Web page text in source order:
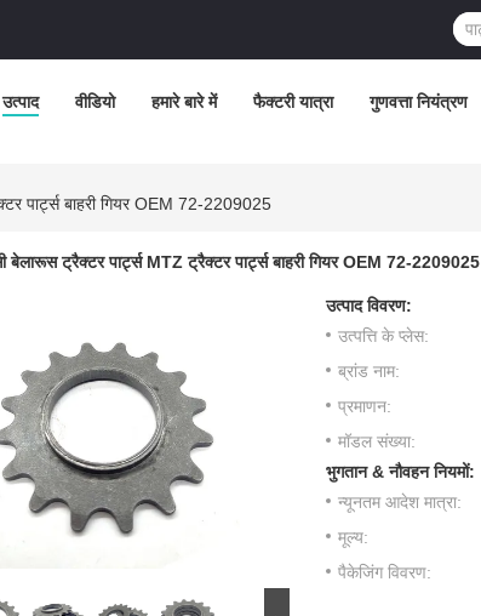
उत्पाद वीडियो हमारे बारे में फैक्टरी यात्रा गुणवत्ता नियंत्रण
पार्ट्स बाहरी गियर OEM 72-2209025
ट्रैक्टर पार्ट्स MTZ ट्रैक्टर पार्ट्स बाहरी गियर OEM 72-2209025
उत्पाद विवरण:
उत्पत्ति के प्लेस:
ब्रांड नाम:
प्रमाणन:
मॉडल संख्या:
भुगतान & नौवहन नियमों:
न्यूनतम आदेश मात्रा:
मूल्य:
पैकेजिंग विवरण: